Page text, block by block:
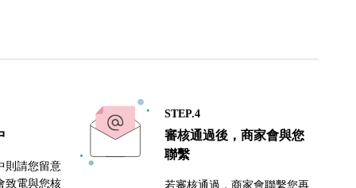
則請您留意
致電與您核
STEP.4
審核通過後，商家會與您
聯繫
若審核通過，商家會聯繫您再